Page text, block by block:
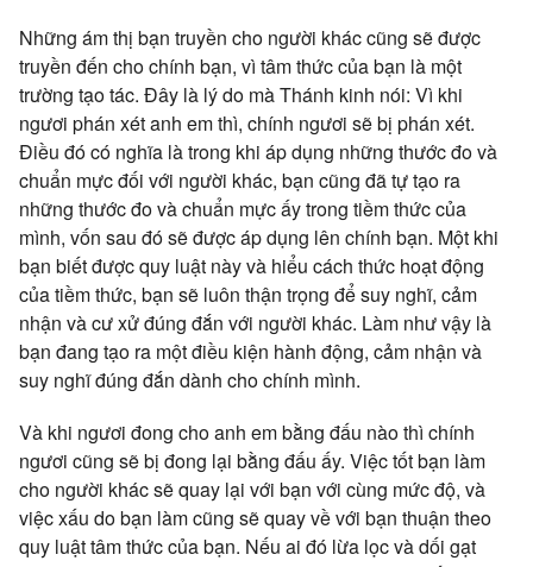
Những ám thị bạn truyền cho người khác cũng sẽ được
truyền đến cho chính bạn, vì tâm thức của bạn là một
trường tạo tác. Đây là lý do mà Thánh kinh nói: Vì khi
ngươi phán xét anh em thì, chính ngươi sẽ bị phán xét.
Điều đó có nghĩa là trong khi áp dụng những thước đo và
chuẩn mực đối với người khác, bạn cũng đã tự tạo ra
những thước đo và chuẩn mực ấy trong tiềm thức của
mình, vốn sau đó sẽ được áp dụng lên chính bạn. Một khi
bạn biết được quy luật này và hiểu cách thức hoạt động
của tiềm thức, bạn sẽ luôn thận trọng để suy nghĩ, cảm
nhận và cư xử đúng đắn với người khác. Làm như vậy là
bạn đang tạo ra một điều kiện hành động, cảm nhận và
suy nghĩ đúng đắn dành cho chính mình.
Và khi ngươi đong cho anh em bằng đấu nào thì chính
ngươi cũng sẽ bị đong lại bằng đấu ấy. Việc tốt bạn làm
cho người khác sẽ quay lại với bạn với cùng mức độ, và
việc xấu do bạn làm cũng sẽ quay về với bạn thuận theo
quy luật tâm thức của bạn. Nếu ai đó lừa lọc và dối gạt